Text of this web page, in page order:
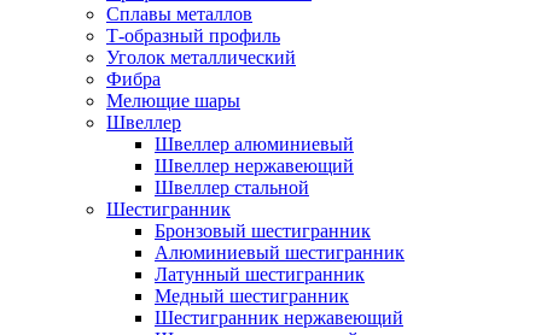
Сплавы металлов
Т-образный профиль
Уголок металлический
Фибра
Мелющие шары
Швеллер
Швеллер алюминиевый
Швеллер нержавеющий
Швеллер стальной
Шестигранник
Бронзовый шестигранник
Алюминиевый шестигранник
Латунный шестигранник
Медный шестигранник
Шестигранник нержавеющий